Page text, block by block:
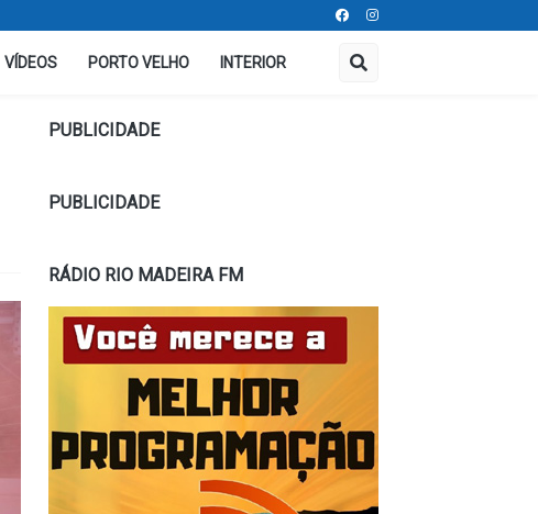
VÍDEOS PORTO VELHO INTERIOR
PUBLICIDADE
PUBLICIDADE
RÁDIO RIO MADEIRA FM